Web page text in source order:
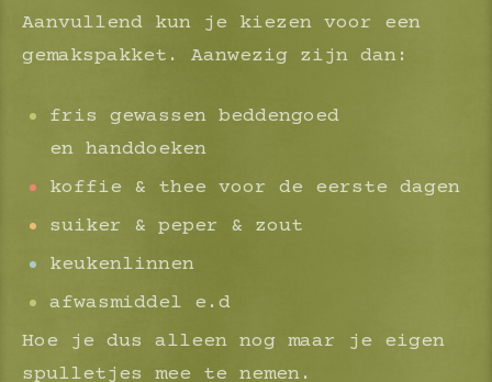
Aanvullend kun je kiezen voor een
gemakspakket. Aanwezig zijn dan:
fris gewassen beddengoed
en handdoeken
koffie & thee voor de eerste dagen
suiker & peper & zout
keukenlinnen
afwasmiddel e.d
Hoe je dus alleen nog maar je eigen
spulletjes mee te nemen.